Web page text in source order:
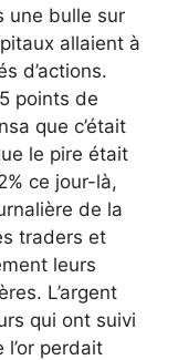
une bulle sur
allaient à
d’actions.
points de
que c’était
le pire était
ce jour-là,
de la
traders et
leurs
L’argent
qui ont suivi
perdait